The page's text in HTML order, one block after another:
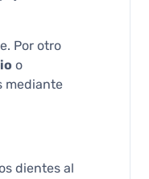
Por otro
o
mediante
dientes al